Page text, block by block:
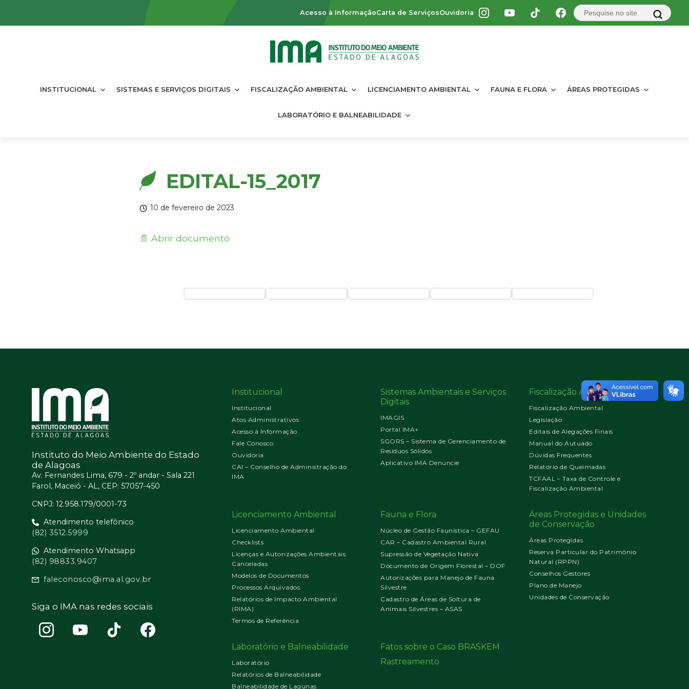
Acesso à InformaçãoCarta de ServiçosOuvidoria
INSTITUCIONAL SISTEMAS E SERVIÇOS DIGITAIS FISCALIZAÇÃO AMBIENTAL LICENCIAMENTO AMBIENTAL FAUNA E FLORA ÁREAS PROTEGIDAS
LABORATÓRIO E BALNEABILIDADE
EDITAL-15_2017
10 de fevereiro de 2023
📄 Abrir documento
Instituto do Meio Ambiente do Estado
de Alagoas
Av. Fernandes Lima, 679 - 2º andar - Sala 221
Farol, Maceió - AL, CEP: 57057-450
CNPJ: 12.958.179/0001-73
Atendimento telefônico
(82) 3512.5999
Atendimento Whatsapp
(82) 98833.9407
faleconosco@ima.al.gov.br
Siga o IMA nas redes sociais
Institucional
Institucional
Atos Administrativos
Acesso à Informação
Fale Conosco
Ouvidoria
CAI – Conselho de Administração do
IMA
Sistemas Ambientais e Serviços
Digitais
IMAGIS
Portal IMA+
SGORS – Sistema de Gerenciamento de
Resíduos Sólidos
Aplicativo IMA Denuncie
Fiscalização Ambiental
Fiscalização Ambiental
Legislação
Editais de Alegações Finais
Manual do Autuado
Dúvidas Frequentes
Relatório de Queimadas
TCFAAL – Taxa de Controle e
Fiscalização Ambiental
Licenciamento Ambiental
Licenciamento Ambiental
Checklists
Licenças e Autorizações Ambientais
Canceladas
Modelos de Documentos
Processos Arquivados
Relatórios de Impacto Ambiental
(RIMA)
Termos de Referência
Fauna e Flora
Núcleo de Gestão Faunística – GEFAU
CAR – Cadastro Ambiental Rural
Supressão de Vegetação Nativa
Documento de Origem Florestal – DOF
Autorizações para Manejo de Fauna
Silvestre
Cadastro de Áreas de Soltura de
Animais Silvestres – ASAS
Áreas Protegidas e Unidades
de Conservação
Áreas Protegidas
Reserva Particular do Patrimônio
Natural (RPPN)
Conselhos Gestores
Plano de Manejo
Unidades de Conservação
Laboratório e Balneabilidade
Laboratório
Relatórios de Balneabilidade
Balneabilidade de Lagunas
Fatos sobre o Caso BRASKEM
Rastreamento